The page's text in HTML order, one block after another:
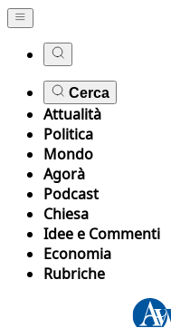
Cerca
Attualità
Politica
Mondo
Agorà
Podcast
Chiesa
Idee e Commenti
Economia
Rubriche